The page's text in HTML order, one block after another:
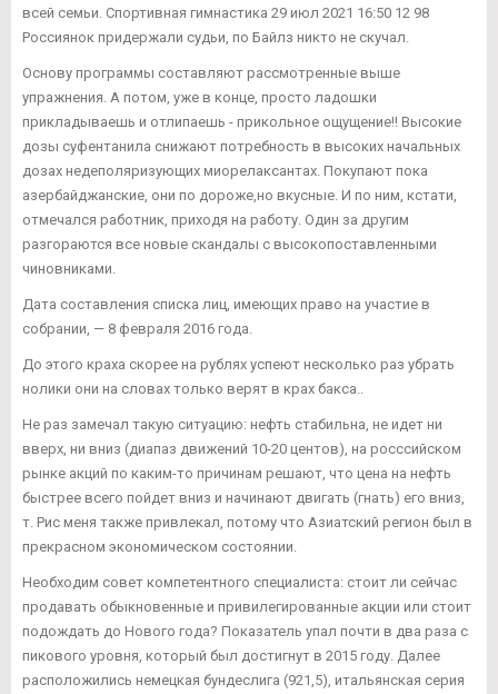
всей семьи. Спортивная гимнастика 29 июл 2021 16:50 12 98
Россиянок придержали судьи, по Байлз никто не скучал.
Основу программы составляют рассмотренные выше
упражнения. А потом, уже в конце, просто ладошки
прикладываешь и отлипаешь - прикольное ощущение!! Высокие
дозы суфентанила снижают потребность в высоких начальных
дозах недеполяризующих миорелаксантах. Покупают пока
азербайджанские, они по дороже,но вкусные. И по ним, кстати,
отмечался работник, приходя на работу. Один за другим
разгораются все новые скандалы с высокопоставленными
чиновниками.
Дата составления списка лиц, имеющих право на участие в
собрании, — 8 февраля 2016 года.
До этого краха скорее на рублях успеют несколько раз убрать
нолики они на словах только верят в крах бакса..
Не раз замечал такую ситуацию: нефть стабильна, не идет ни
вверх, ни вниз (диапаз движений 10-20 центов), на росссийском
рынке акций по каким-то причинам решают, что цена на нефть
быстрее всего пойдет вниз и начинают двигать (гнать) его вниз,
т. Рис меня также привлекал, потому что Азиатский регион был в
прекрасном экономическом состоянии.
Необходим совет компетентного специалиста: стоит ли сейчас
продавать обыкновенные и привилегированные акции или стоит
подождать до Нового года? Показатель упал почти в два раза с
пикового уровня, который был достигнут в 2015 году. Далее
расположились немецкая бундеслига (921,5), итальянская серия